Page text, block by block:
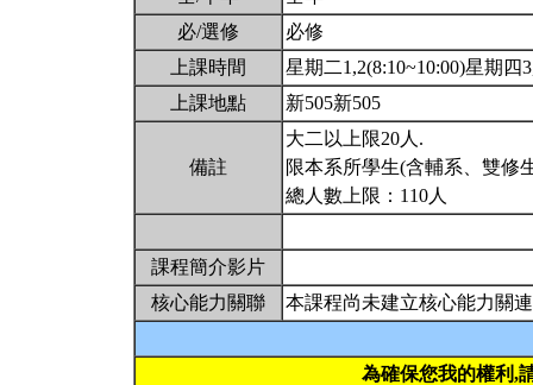
必/選修
必修
上課時間
星期二1,2(8:10~10:00)星期四
上課地點
新505新505
備註
大二以上限20人.
限本系所學生(含輔系、雙修
總人數上限：110人
課程簡介影片
核心能力關聯
本課程尚未建立核心能力關連
為確保您我的權利,